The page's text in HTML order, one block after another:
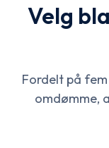
Velg
Fordelt på
omdømme,